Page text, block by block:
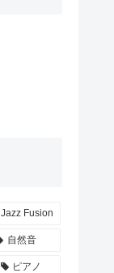
Jazz Fusion
自然音
ピアノ